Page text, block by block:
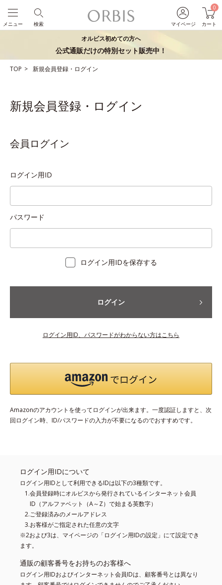
マイページ
0
カート
検索
メニュー
オルビス初めての方へ
公式通販だけの特別セット販売中！
TOP 新規会員登録・ログイン
新規会員登録・ログイン
会員ログイン
ログイン用ID
パスワード
ログイン用IDを保存する
ログイン
ログイン用ID、パスワードがわからない方はこちら
Amazonのアカウントを使ってログインが出来ます。一度認証しますと、次
回ログイン時、ID/パスワードの入力が不要になるのでおすすめです。
ログイン用IDについて
ログイン用IDとして利用できるIDは以下の3種類です。
会員登録時にオルビスから発行されているインターネット会員
ID（アルファベット（A～Z）で始まる英数字）
ご登録済みのメールアドレス
お客様がご指定された任意の文字
※2および3は、マイページの「ログイン用IDの設定」にて設定でき
ます。
通販の顧客番号をお持ちのお客様へ
ログイン用IDおよびインターネット会員IDは、顧客番号とは異なり